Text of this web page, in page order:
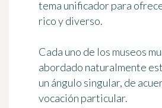
tema unificador para
rico y diverso.
Cada uno de los museos
abordado naturalmente
un ángulo singular, de
vocación particular.